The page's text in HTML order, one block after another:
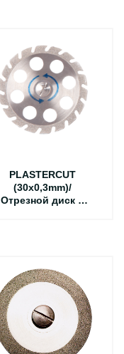
PLASTERCUT
(30x0,3mm)/
Отрезной диск с